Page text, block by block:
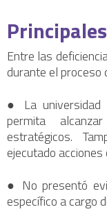
Entre las
durante el proceso
● La universidad
permita
estratégicos.
ejecutado
● No presentó
específico a cargo